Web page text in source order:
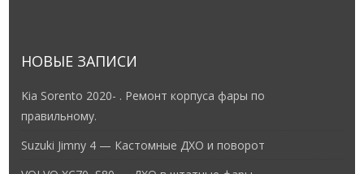
НОВЫЕ ЗАПИСИ
Kia Sorento 2020- . Ремонт корпуса фары по
правильному.
Suzuki Jimny 4 — Кастомные ДХО и поворот